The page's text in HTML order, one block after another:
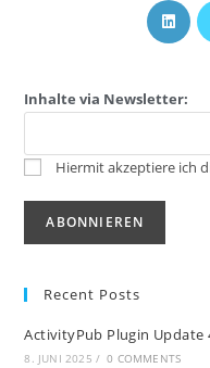
Inhalte via Newsletter:
Hiermit akzeptiere ich
Recent Posts
ActivityPub Plugin Update
8. JUNI 2025 / 0 COMMENTS